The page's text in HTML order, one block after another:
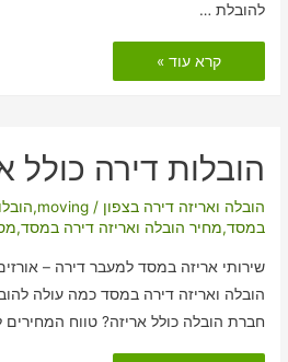
להובלת …
הובלות
דירה
כולל
קרא עוד »
הובלות דירה כולל
הובלה ואריזה דירה בצפון /
moving
,
במסד,מחיר הובלה ואריזה דירה במסד,
שירותי אריזה במסד למעבר דירה –
חברת הובלה כולל אריזה? טווח המחירים